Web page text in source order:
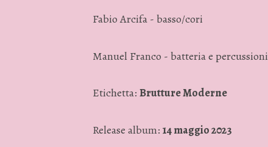
Fabio Arcifa - basso/cori
Manuel Franco - batteria e percussioni
Etichetta: Brutture Moderne
Release album: 14 maggio 2023